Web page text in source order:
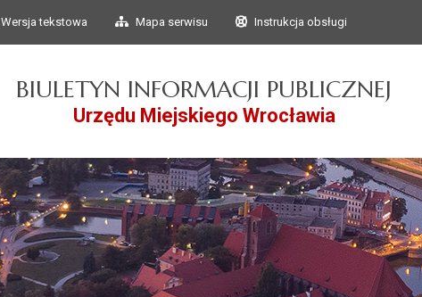
Przejdź do głównego
Przejdź do treści
Wersja tekstowa Mapa serwisu Instrukcja obsługi
BIULETYN INFORMACJI PUBLICZNEJ
Urzędu Miejskiego Wrocławia